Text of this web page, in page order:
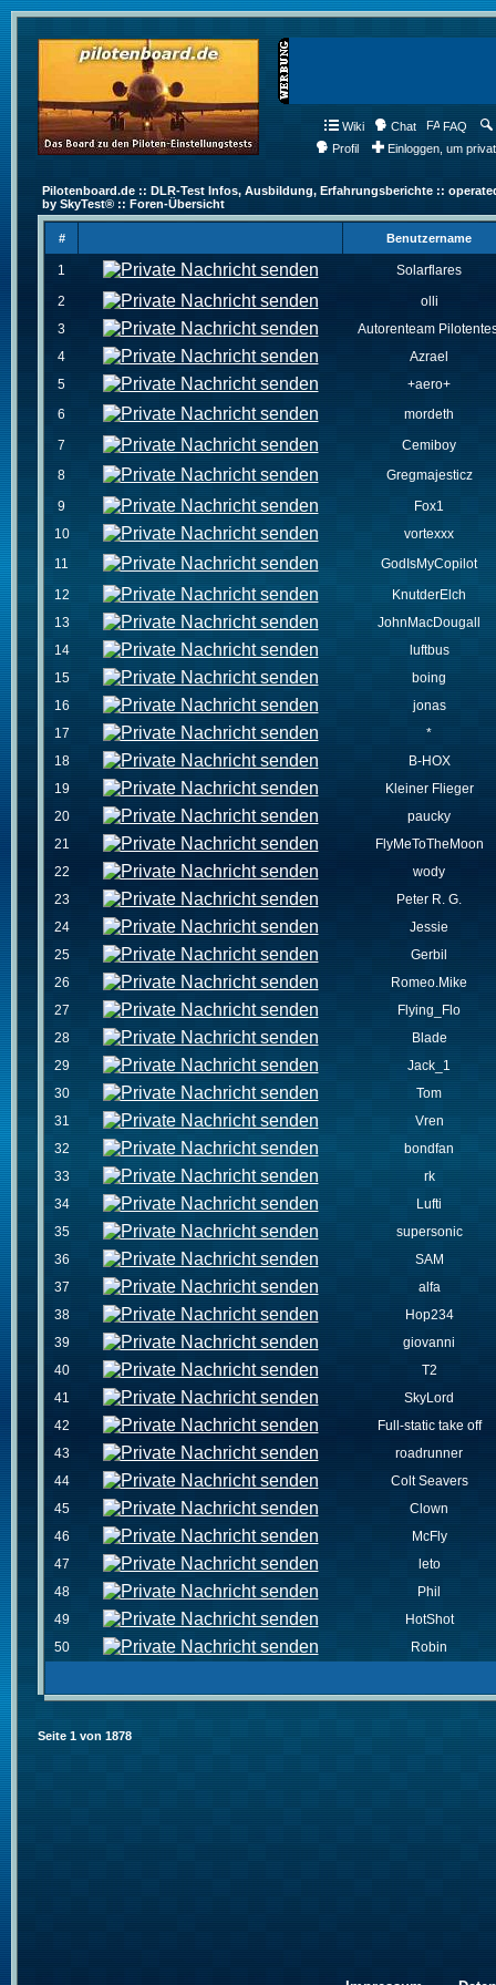
Wiki Chat FAQ
Profil
Einloggen, um
Pilotenboard.de :: DLR-Test Infos, Ausbildung, Erfahrungsberichte ::
by SkyTest® :: Foren-Übersicht
# Benutzername
1
Solarflares
2
olli
3
Autorenteam
4
Azrael
5
+aero+
6
mordeth
7
Cemiboy
8
Gregmajesticz
9
Fox1
10
vortexxx
11
GodIsMyCopilot
12
KnutderElch
13
JohnMacDougall
14
luftbus
15
boing
16
jonas
17
*
18
B-HOX
19
Kleiner Flieger
20
paucky
21
FlyMeToTheMoon
22
wody
23
Peter R. G.
24
Jessie
25
Gerbil
26
Romeo.Mike
27
Flying_Flo
28
Blade
29
Jack_1
30
Tom
31
Vren
32
bondfan
33
rk
34
Lufti
35
supersonic
36
SAM
37
alfa
38
Hop234
39
giovanni
40
T2
41
SkyLord
42
Full-static take off
43
roadrunner
44
Colt Seavers
45
Clown
46
McFly
47
leto
48
Phil
49
HotShot
50
Robin
Seite 1 von 1878